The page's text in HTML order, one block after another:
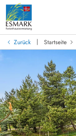
Zurück | Startseite